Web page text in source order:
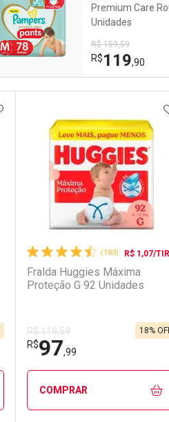
Premium Care
Unidades
R$ 159,59
R$119,90
AOS FAVORITOS
(183) R$ 1,07/
Fralda Huggies Máxima
Proteção G 92 Unidades
R$ 119,59
R$97,99
18%
COMPRAR